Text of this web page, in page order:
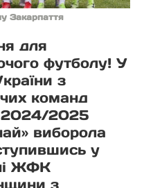
Закарпаття
для
футболу! У
з
команд
2024/2025
виборола
у
ЖФК
з